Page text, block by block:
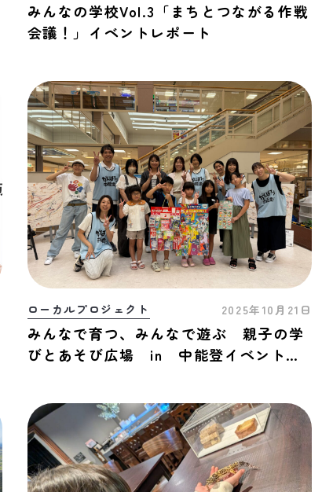
みんなの学校Vol.3「まちとつながる作戦
会議！」イベントレポート
ローカルプロジェクト 2025年10月21日
みんなで育つ、みんなで遊ぶ 親子の学
びとあそび広場 in 中能登イベントレ